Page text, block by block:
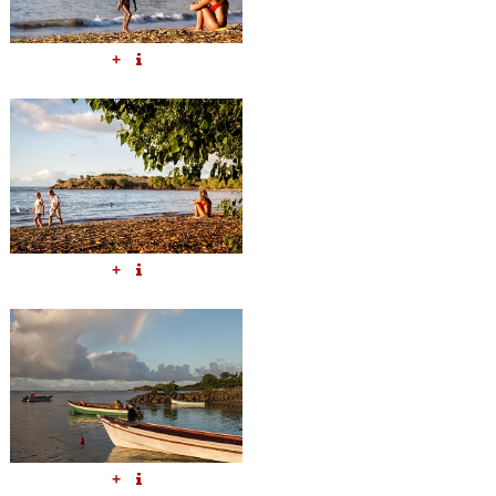
+
+
+